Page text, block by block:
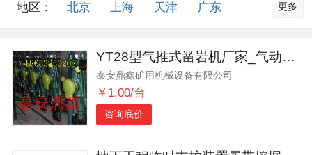
排水设备
钻探设备
非金属品
化工化学
安防设备
矿用物资
应急救援
智能制造
农业机械
交通机械
地区： 北京 上海 天津
广东
山东
内蒙古 黑龙江
吉林
辽宁
江苏 浙江
湖北
湖南
安徽
江西
陕西
更多
YT28型气推式凿岩机厂家_气动凿岩机批发
泰安鼎鑫矿用机械设备有限公司
￥1.00/台
咨询底价